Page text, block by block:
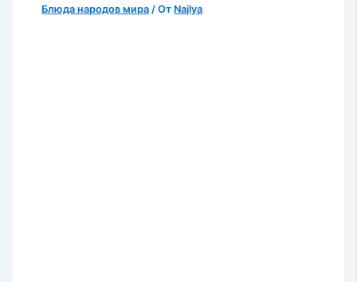
Блюда народов мира / От Najlya